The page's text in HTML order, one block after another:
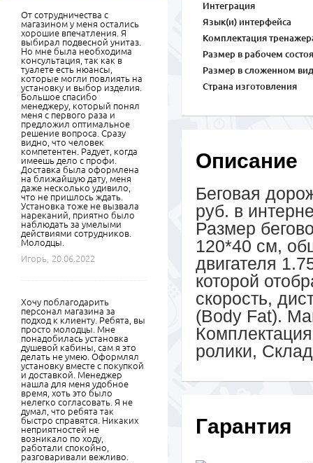
Интеграция
Язык(и) интерфейса
Комплектация
Размер в рабочем
Размер в сложенном
Страна изготовления
Описание
Беговая
руб. в
Размер
120*40 см,
двигателя
которой
скорость,
(Body Fat).
ролики,
Гарантия
От сотрудничества с
магазином у меня остались
хорошие впечатления. Я
выбирал подвесной унитаз.
Но мне была необходима
консультация, так как в
туалете есть нюансы,
которые могли повлиять на
установку и выбор изделия.
Большое спасибо
менеджеру, который понял
меня с первого раза и
предложил оптимальное
решение вопроса. Сразу
видно, что человек
компетентен. Радует, когда
имеешь дело с профи.
Доставка была оформлена
на ближайшую дату, меня
даже несколько удивило,
что не пришлось ждать.
Установка тоже не вызвала
нареканий, приятно было
наблюдать за умелыми
действиями сотрудников.
Молодцы.
Игорь,
20.06.2022
Хочу поблагодарить
персонал магазина за
подход к клиенту. Ребята, вы
просто молодцы. Мне
понадобилась установка
душевой кабины, сам я это
делать не умею. Оформлял
установку вместе с покупкой
и доставкой. Менеджер
нашла для меня удобное
время, хоть это было
нелегко согласовать. Я не
думал, что ребята так
быстро справятся. Никаких
неприятностей не
возникало по ходу,
работали спокойно,
разговаривали вежливо.